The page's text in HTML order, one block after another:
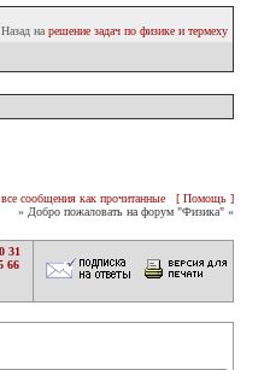
на решение задач по физике и термеху
сообщения как прочитанные
[ Помощь ]
» Добро пожаловать на форум "Физика" «
31
66